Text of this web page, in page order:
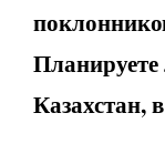
Казахстан,